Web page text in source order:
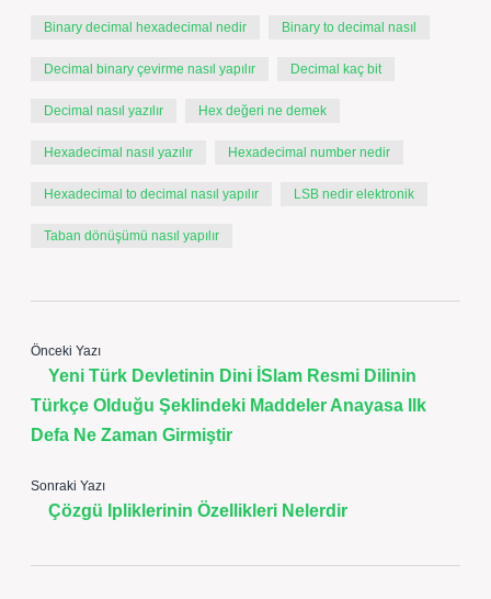
Binary decimal hexadecimal nedir Binary to decimal nasıl
Decimal binary çevirme nasıl yapılır Decimal kaç bit
Decimal nasıl yazılır Hex değeri ne demek
Hexadecimal nasıl yazılır Hexadecimal number nedir
Hexadecimal to decimal nasıl yapılır LSB nedir elektronik
Taban dönüşümü nasıl yapılır
Önceki Yazı
Yeni Türk Devletinin Dini İSlam Resmi Dilinin
Türkçe Olduğu Şeklindeki Maddeler Anayasa Ilk
Defa Ne Zaman Girmiştir
Sonraki Yazı
Çözgü Ipliklerinin Özellikleri Nelerdir